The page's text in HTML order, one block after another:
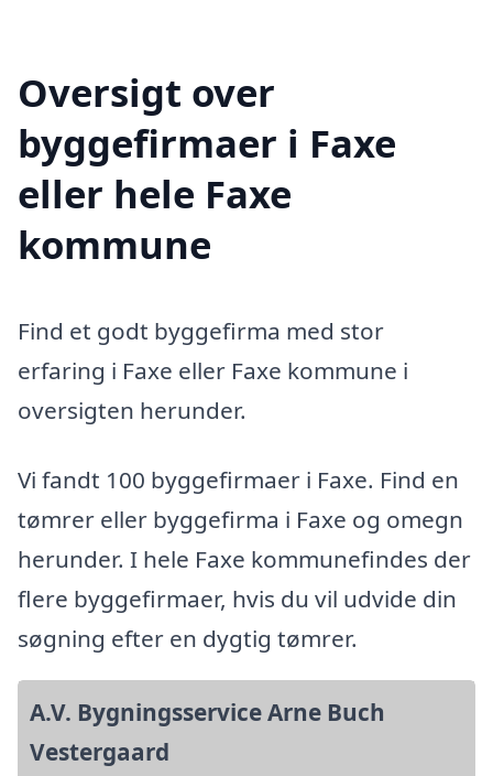
Oversigt over
byggefirmaer i Faxe
eller hele Faxe
kommune
Find et godt byggefirma med stor
erfaring i Faxe eller Faxe kommune i
oversigten herunder.
Vi fandt 100 byggefirmaer i Faxe. Find en
tømrer eller byggefirma i Faxe og omegn
herunder. I hele Faxe kommunefindes der
flere byggefirmaer, hvis du vil udvide din
søgning efter en dygtig tømrer.
A.V. Bygningsservice Arne Buch
Vestergaard